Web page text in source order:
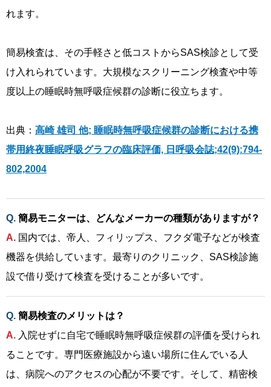
れます。
簡易検査は、その手軽さと低コストからSAS検診として受
け入れられています。大規模なスクリーニング検査や中等
度以上の睡眠時無呼吸症候群の診断に役立ちます。
出典： 高崎 雄司 他; 睡眠時無呼吸症候群の診断における携
帯用終夜睡眠呼吸グラフの臨床評価, 日呼吸会誌;42(9):794-
802,2004
簡易モニターは、どんなメーカーの種類がありますが？
国内では、帝人、フィリップス、フクダ電子などが検査
機器を供給しています。最寄りのクリニック、SAS検診施
設で借り受けて検査を受けることが多いです。
簡易検査のメリットは？
入院せずに自宅で睡眠時無呼吸症候群の評価を受けられ
ることです。専門医療施設から遠い場所に住んでいる人
は、病院へのアクセスの心配が不要です。そして、精密検